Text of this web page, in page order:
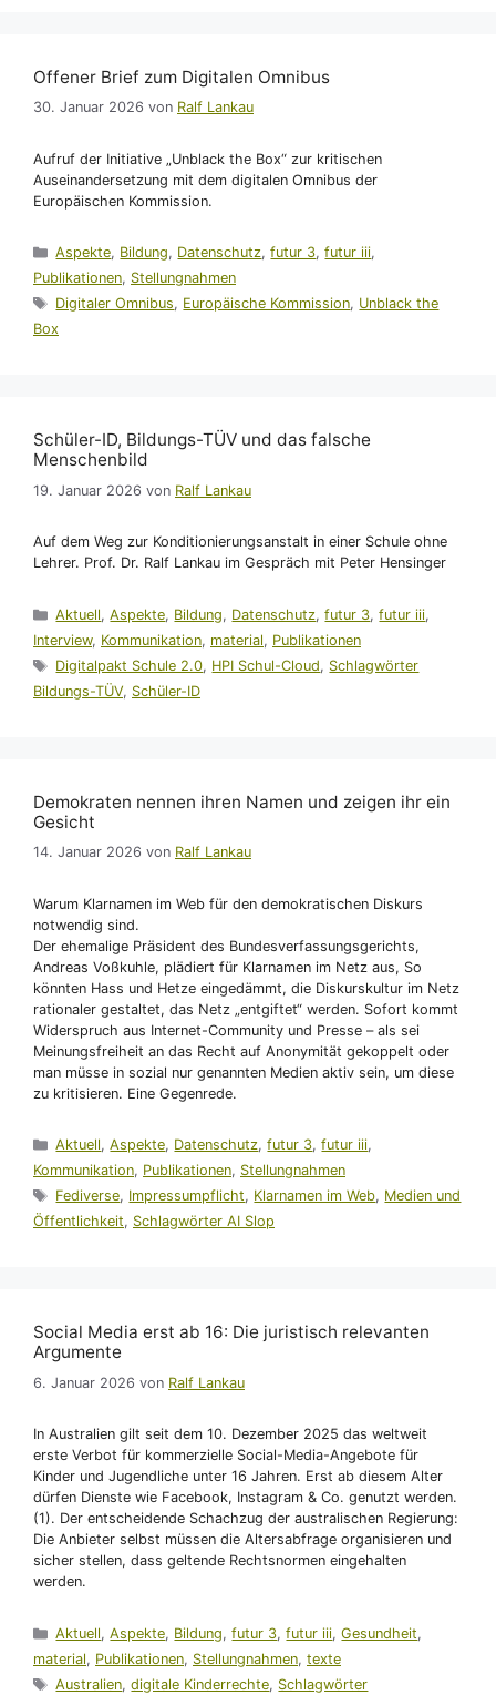
Offener Brief zum Digitalen Omnibus
30. Januar 2026 von Ralf Lankau
Aufruf der Initiative „Unblack the Box“ zur kritischen
Auseinandersetzung mit dem digitalen Omnibus der
Europäischen Kommission.
Kategorien
Aspekte, Bildung, Datenschutz,futur 3,futur iii,
Publikationen, Stellungnahmen
Schlagwörter
Digitaler Omnibus, Europäische Kommission, Unblack the
Box
Schüler-ID, Bildungs-TÜV und das falsche
Menschenbild
19. Januar 2026 von Ralf Lankau
Auf dem Weg zur Konditionierungsanstalt in einer Schule ohne
Lehrer. Prof. Dr. Ralf Lankau im Gespräch mit Peter Hensinger
Kategorien
Aktuell,Aspekte, Bildung, Datenschutz,futur 3,futur iii,
Interview, Kommunikation, material, Publikationen
Schlagwörter
Digitalpakt Schule 2.0, HPI Schul-Cloud, Schlagwörter
Bildungs-TÜV, Schüler-ID
Demokraten nennen ihren Namen und zeigen ihr ein
Gesicht
14. Januar 2026 von Ralf Lankau
Warum Klarnamen im Web für den demokratischen Diskurs
notwendig sind.
Der ehemalige Präsident des Bundesverfassungsgerichts,
Andreas Voßkuhle, plädiert für Klarnamen im Netz aus, So
könnten Hass und Hetze eingedämmt, die Diskurskultur im Netz
rationaler gestaltet, das Netz „entgiftet“ werden. Sofort kommt
Widerspruch aus Internet-Community und Presse – als sei
Meinungsfreiheit an das Recht auf Anonymität gekoppelt oder
man müsse in sozial nur genannten Medien aktiv sein, um diese
zu kritisieren. Eine Gegenrede.
Kategorien
Aktuell,Aspekte, Datenschutz,futur 3,futur iii,
Kommunikation, Publikationen, Stellungnahmen
Schlagwörter
Fediverse, Impressumpflicht, Klarnamen im Web, Medien und
Öffentlichkeit, Schlagwörter AI Slop
Social Media erst ab 16: Die juristisch relevanten
Argumente
6. Januar 2026 von Ralf Lankau
In Australien gilt seit dem 10. Dezember 2025 das weltweit
erste Verbot für kommerzielle Social-Media-Angebote für
Kinder und Jugendliche unter 16 Jahren. Erst ab diesem Alter
dürfen Dienste wie Facebook, Instagram & Co. genutzt werden.
(1). Der entscheidende Schachzug der australischen Regierung:
Die Anbieter selbst müssen die Altersabfrage organisieren und
sicher stellen, dass geltende Rechtsnormen eingehalten
werden.
Kategorien
Aktuell,Aspekte, Bildung,futur 3,futur iii,Gesundheit,
material, Publikationen, Stellungnahmen, texte
Schlagwörter
Australien,digitale Kinderrechte, Schlagwörter